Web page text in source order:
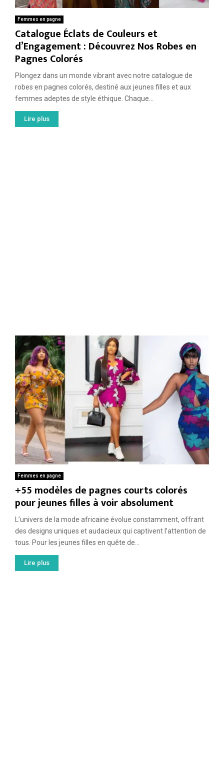
Femmes en pagne
Catalogue Éclats de Couleurs et
d’Engagement : Découvrez Nos Robes en
Pagnes Colorés
Plongez dans un monde vibrant avec notre catalogue de
robes en pagnes colorés, destiné aux jeunes filles et aux
femmes adeptes de style éthique. Chaque...
Lire plus
Femmes en pagne
+55 modèles de pagnes courts colorés
pour jeunes filles à voir absolument
L’univers de la mode africaine évolue constamment, offrant
des designs uniques et audacieux qui captivent l’attention de
tous. Pour les jeunes filles en quête de...
Lire plus